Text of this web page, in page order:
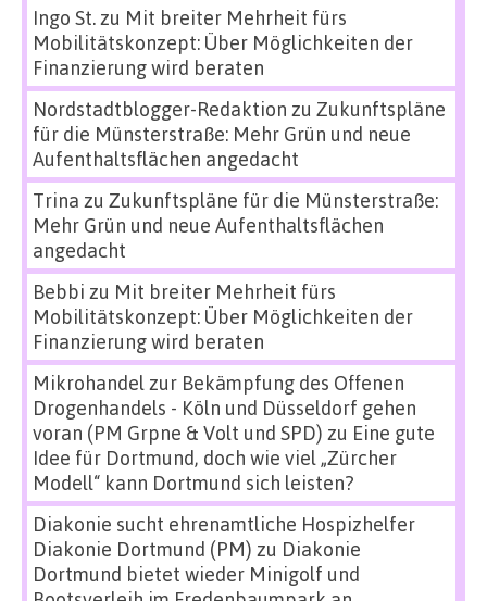
Ingo St.zu Mit breiter Mehrheit fürs
Mobilitätskonzept: Über Möglichkeiten der
Finanzierung wird beraten
Nordstadtblogger-Redaktion zu Zukunftspläne
für die Münsterstraße: Mehr Grün und neue
Aufenthaltsflächen angedacht
Trina zu Zukunftspläne für die Münsterstraße:
Mehr Grün und neue Aufenthaltsflächen
angedacht
Bebbi zu Mit breiter Mehrheit fürs
Mobilitätskonzept: Über Möglichkeiten der
Finanzierung wird beraten
Mikrohandel zur Bekämpfung des Offenen
Drogenhandels - Köln und Düsseldorf gehen
voran (PM Grpne & Volt und SPD) zu Eine gute
Idee für Dortmund, doch wie viel „Zürcher
Modell“ kann Dortmund sich leisten?
Diakonie sucht ehrenamtliche Hospizhelfer
Diakonie Dortmund (PM) zu Diakonie
Dortmund bietet wieder Minigolf und